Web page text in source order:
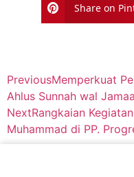
Share on
PreviousMemperkuat
Ahlus Sunnah wal
NextRangkaian
Muhammad di PP.